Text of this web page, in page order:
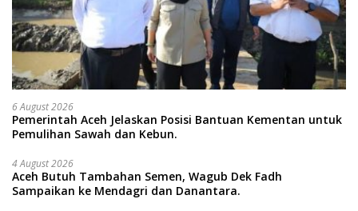
6 August 2026
Pemerintah Aceh Jelaskan Posisi Bantuan Kementan untuk
Pemulihan Sawah dan Kebun.
4 August 2026
Aceh Butuh Tambahan Semen, Wagub Dek Fadh
Sampaikan ke Mendagri dan Danantara.